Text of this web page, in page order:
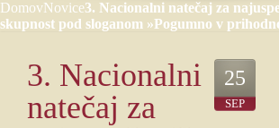
DomovNovice3. Nacionalni natečaj za
skupnost pod sloganom »Pogumno v
25
SEP
3. Nacionalni
natečaj za